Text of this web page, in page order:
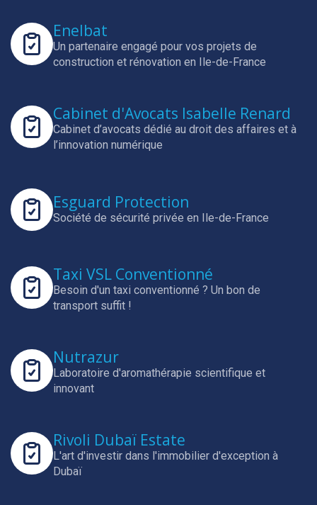
Enelbat
Un partenaire engagé pour vos projets de
construction et rénovation en Ile-de-France
Cabinet d'Avocats Isabelle Renard
Cabinet d’avocats dédié au droit des affaires et à
l’innovation numérique
Esguard Protection
Société de sécurité privée en Ile-de-France
Taxi VSL Conventionné
Besoin d'un taxi conventionné ? Un bon de
transport suffit !
Nutrazur
Laboratoire d'aromathérapie scientifique et
innovant
Rivoli Dubaï Estate
L'art d'investir dans l'immobilier d'exception à
Dubaï